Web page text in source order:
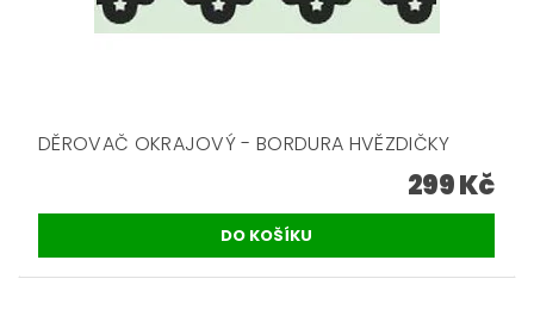
DĚROVAČ OKRAJOVÝ - BORDURA HVĚZDIČKY
299 Kč